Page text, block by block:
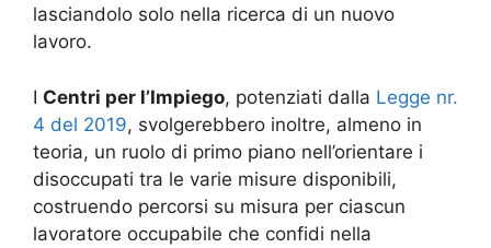
lasciandolo solo nella ricerca di un nuovo
lavoro.
I Centri per l’Impiego, potenziati dalla Legge nr.
4 del 2019, svolgerebbero inoltre, almeno in
teoria, un ruolo di primo piano nell’orientare i
disoccupati tra le varie misure disponibili,
costruendo percorsi su misura per ciascun
lavoratore occupabile che confidi nella